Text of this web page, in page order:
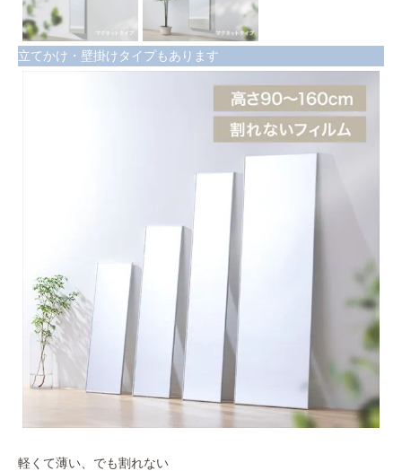
立てかけ・壁掛けタイプもあります
軽くて薄い、でも割れない